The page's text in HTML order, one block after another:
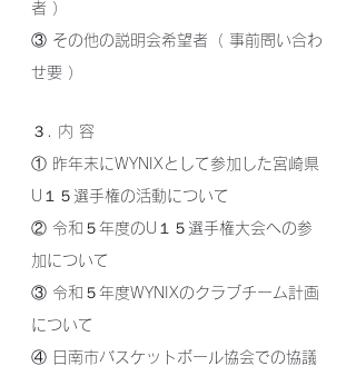
者 ）
③ その他の説明会希望者（ 事前問い合わ
せ要 ）
３. 内 容
① 昨年末にWYNIXとして参加した宮崎県
U１５選手権の活動について
② 令和５年度のU１５選手権大会への参
加について
③ 令和５年度WYNIXのクラブチーム計画
について
④ 日南市バスケットボール協会での協議